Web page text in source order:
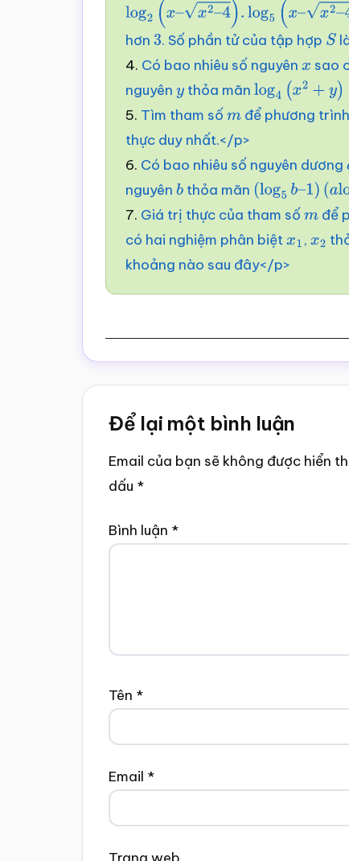
log2 (x–x2–4).log 5(x– x 2–4)=
hơn 3. Số phần tử của tập hợp S
4. Có bao nhiêu số nguyên x sao
nguyên ythỏa mãn log4 (x2 +y)≥
5. Tìm tham số mđể phương trình
thực duy nhất.</p>
6. Có bao nhiêu số nguyên dương
nguyên bthỏa mãn (log5 b–1) (a
7. Giá trị thực của tham số mđể
có hai nghiệm phân biệtx1 , x2
khoảng nào sau đây</p>
Reader
Interactions
Để lại một bình luận
Email của bạn sẽ không được hiển
dấu *
Bình luận *
Tên *
Email *